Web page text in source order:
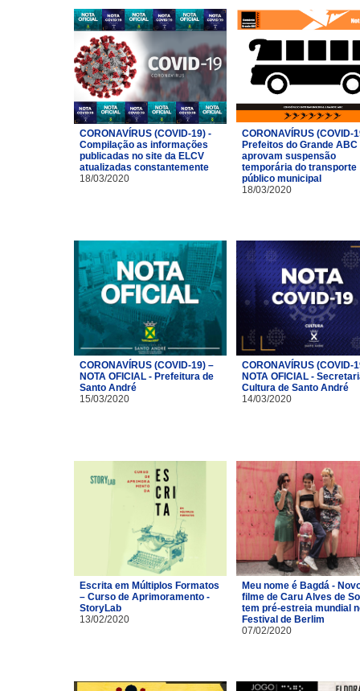
CORONAVÍRUS (COVID-19) -
Compilação as informações
publicadas no site da ELCV
atualizadas constantemente
18/03/2020
CORONAVÍRUS (COVID-
Prefeitos do Grande ABC
aprovam suspensão
temporária do transporte
público municipal
18/03/2020
CORONAVÍRUS (COVID-19) –
NOTA OFICIAL - Prefeitura de
Santo André
15/03/2020
CORONAVÍRUS (COVID-
NOTA OFICIAL -
Cultura de Santo André
14/03/2020
Escrita em Múltiplos Formatos
– Curso de Aprimoramento -
StoryLab
13/02/2020
Meu nome é Bagdá -
filme de Caru Alves de
tem pré-estreia mundial
Festival de Berlim
07/02/2020